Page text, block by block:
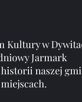
Kultury w
Jarmark
naszej